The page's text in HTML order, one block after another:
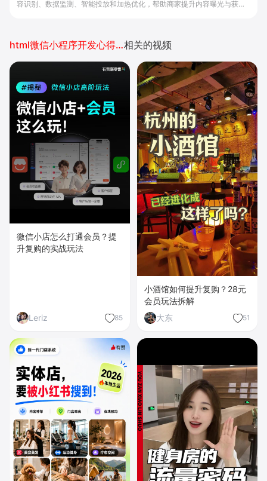
容识别、数据监测、智能投放和加热优化，帮助商家提升内容曝光与获客
html微信小程序开发心得体会相关的视频
微信小店怎么打通会员？提
升复购的实战玩法
Leriz 85
小酒馆如何提升复购？28元
会员玩法拆解
大东
51